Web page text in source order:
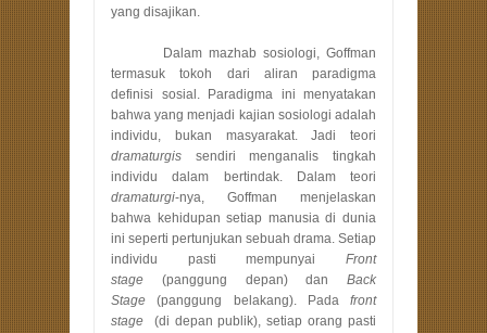
yang disajikan.
Dalam mazhab sosiologi, Goffman
termasuk tokoh dari aliran paradigma
definisi sosial. Paradigma ini menyatakan
bahwa yang menjadi kajian sosiologi adalah
individu, bukan masyarakat. Jadi teori
dramaturgis sendiri menganalis tingkah
individu dalam bertindak. Dalam teori
dramaturgi-nya, Goffman menjelaskan
bahwa kehidupan setiap manusia di dunia
ini seperti pertunjukan sebuah drama. Setiap
individu pasti mempunyai
Front
stage
(panggung depan) dan
Back
Stage
(panggung belakang).Pada front
stage
(di depan publik), setiap orang pasti